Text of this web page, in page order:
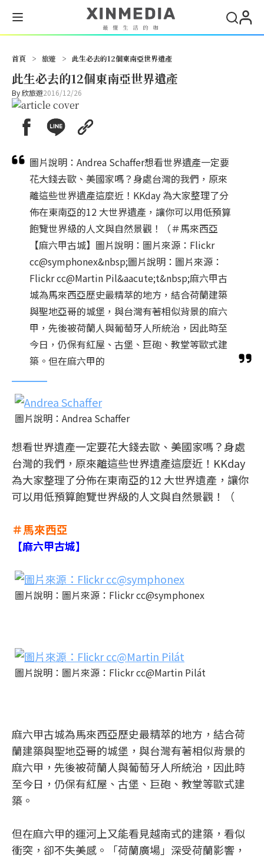
首頁 > 旅遊 > 此生必去的12個東南亞世界遺產
此生必去的12個東南亞世界遺產
By欣旅遊2016/12/26
圖片說明：Andrea Schaffer想看世界遺產一定要
花大錢去歐、美國家嗎？身處台灣的我們，原來
離這些世界遺產這麼近！KKday 為大家整理了分
佈在東南亞的12 大世界遺產，讓你可以用低預算
飽覽世界級的人文與自然景觀！（＃馬來西亞
【麻六甲古城】圖片說明：圖片來源：Flickr
cc@symphonex&nbsp;圖片說明：圖片來源：
Flickr cc@Martin Pil&aacute;t&nbsp;麻六甲古
城為馬來西亞歷史最精萃的地方，結合荷蘭建築
與聖地亞哥的城堡，與台灣有著相似背景的麻六
甲，先後被荷蘭人與葡萄牙人所統治，因此時至
今日，仍保有紅屋、古堡、巨砲、教堂等歐式建
築。但在麻六甲的
圖片說明：Andrea Schaffer
想看世界遺產一定要花大錢去歐、美國家嗎？身處
台灣的我們，原來離這些世界遺產這麼近！KKday
為大家整理了分佈在東南亞的12 大世界遺產，讓你
可以用低預算飽覽世界級的人文與自然景觀！（
＃馬來西亞
【麻六甲古城】
圖片說明：圖片來源：Flickr cc@symphonex
圖片說明：圖片來源：Flickr cc@Martin Pilát
麻六甲古城為馬來西亞歷史最精萃的地方，結合荷
蘭建築與聖地亞哥的城堡，與台灣有著相似背景的
麻六甲，先後被荷蘭人與葡萄牙人所統治，因此時
至今日，仍保有紅屋、古堡、巨砲、教堂等歐式建
築。
但在麻六甲的運河上又能看見越南式的建築，看似
衝突，卻不失美感。「荷蘭廣場」深受荷蘭影響，